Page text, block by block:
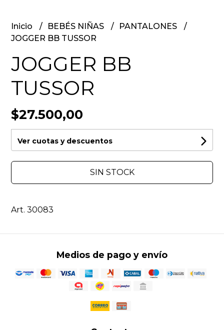
Inicio BEBÉS NIÑAS
PANTALONES
JOGGER BB TUSSOR
JOGGER BB
TUSSOR
$27.500,00
Ver cuotas y descuentos
SIN STOCK
Art. 30083
Medios de pago y envío